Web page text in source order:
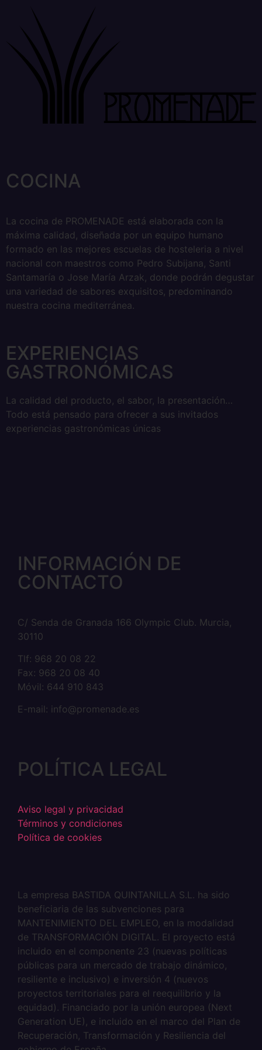
COCINA
La cocina de PROMENADE está elaborada con la
máxima calidad, diseñada por un equipo humano
formado en las mejores escuelas de hosteleria a nivel
nacional con maestros como Pedro Subijana, Santi
Santamaría o Jose María Arzak, donde podrán degustar
una variedad de sabores exquisitos, predominando
nuestra cocina mediterránea.
EXPERIENCIAS
GASTRONÓMICAS
La calidad del producto, el sabor, la presentación…
Todo está pensado para ofrecer a sus invitados
experiencias gastronómicas únicas
INFORMACIÓN DE
CONTACTO
C/ Senda de Granada 166 Olympic Club. Murcia,
30110
Tlf: 968 20 08 22
Fax: 968 20 08 40
Móvil: 644 910 843
E-mail: info@promenade.es
POLÍTICA LEGAL
Aviso legal y privacidad
Términos y condiciones
Política de cookies
La empresa BASTIDA QUINTANILLA S.L. ha sido
beneficiaria de las subvenciones para
MANTENIMIENTO DEL EMPLEO, en la modalidad
de TRANSFORMACIÓN DIGITAL. El proyecto está
incluido en el componente 23 (nuevas políticas
públicas para un mercado de trabajo dinámico,
resiliente e inclusivo) e inversión 4 (nuevos
proyectos territoriales para el reequilibrio y la
equidad). Financiado por la unión europea (Next
Generation UE), e incluido en el marco del Plan de
Recuperación, Transformación y Resiliencia del